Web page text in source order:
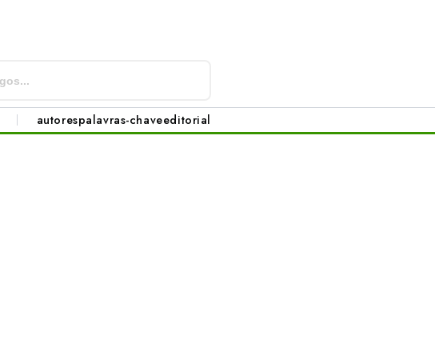
autorespalavras-chaveeditorial